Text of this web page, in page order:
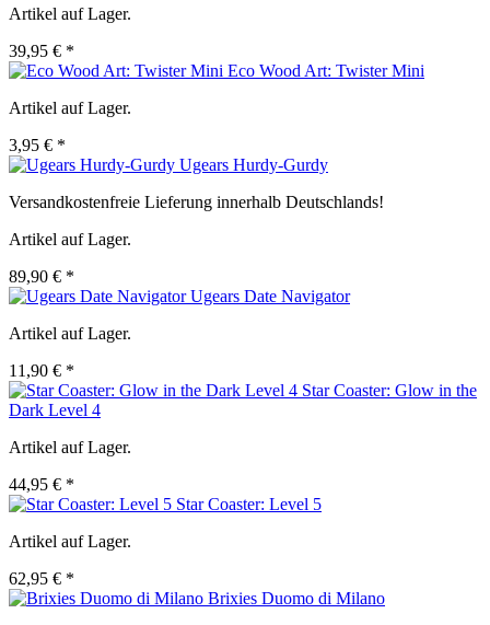
Artikel auf Lager.
39,95 € *
Eco Wood Art: Twister Mini
Artikel auf Lager.
3,95 € *
Ugears Hurdy-Gurdy
Versandkostenfreie Lieferung innerhalb Deutschlands!
Artikel auf Lager.
89,90 € *
Ugears Date Navigator
Artikel auf Lager.
11,90 € *
Star Coaster: Glow in the
Dark Level 4
Artikel auf Lager.
44,95 € *
Star Coaster: Level 5
Artikel auf Lager.
62,95 € *
Brixies Duomo di Milano